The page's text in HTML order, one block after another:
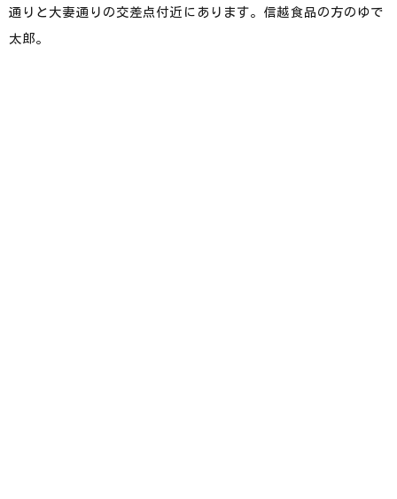
通りと大妻通りの交差点付近にあります。信越食品の方のゆで
太郎。